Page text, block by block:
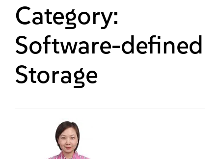
Category:
Software-defined
Storage